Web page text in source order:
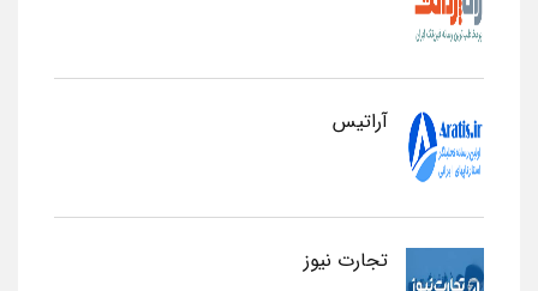
آراتیس
تجارت نیوز